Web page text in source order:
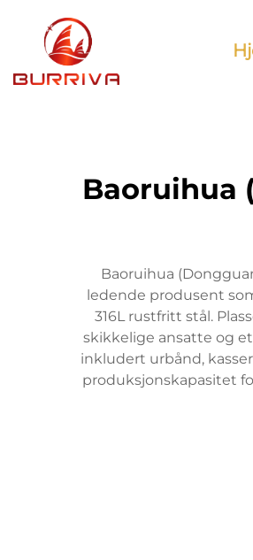
Baoruihua
Baoruihua
ledende produsent
316L rustfritt stål.
skikkelige ansatte og
inkludert urbånd,
produksjonskapasitet